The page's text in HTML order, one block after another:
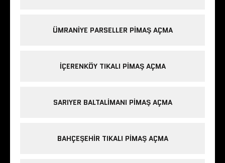
ÜMRANIYE PARSELLER PIMAŞ AÇMA
IÇERENKÖY TIKALI PIMAŞ AÇMA
SARIYER BALTALIMANI PIMAŞ AÇMA
BAHÇEŞEHIR TIKALI PIMAŞ AÇMA